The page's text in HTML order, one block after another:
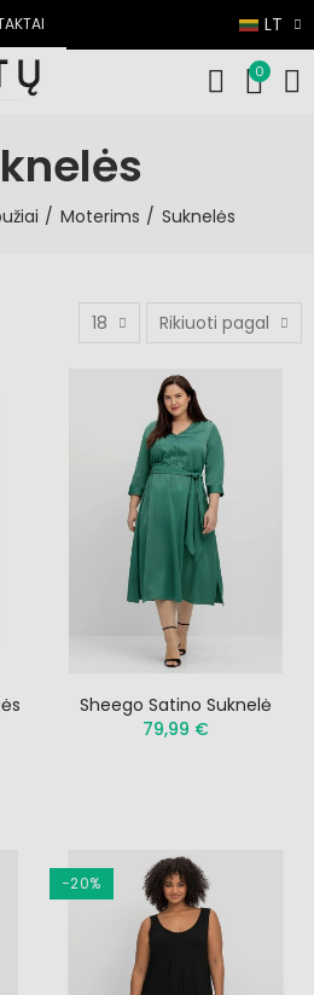
LT
0
Moterims Suknelės
18 Rikiuoti pagal
Sheego Satino Suknelė
79,99 €
−20%